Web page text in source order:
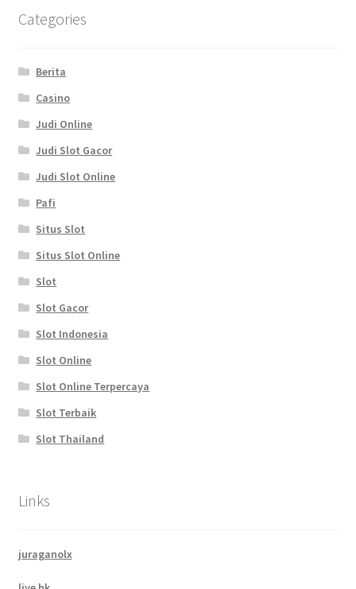
Categories
Berita
Casino
Judi Online
Judi Slot Gacor
Judi Slot Online
Pafi
Situs Slot
Situs Slot Online
Slot
Slot Gacor
Slot Indonesia
Slot Online
Slot Online Terpercaya
Slot Terbaik
Slot Thailand
Links
juraganolx